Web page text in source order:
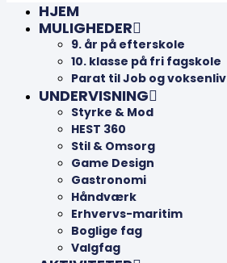
HJEM
MULIGHEDER
9. år på efterskole
10. klasse på fri fagskole
Parat til Job og voksenliv
UNDERVISNING
Styrke & Mod
HEST 360
Stil & Omsorg
Game Design
Gastronomi
Håndværk
Erhvervs-maritim
Boglige fag
Valgfag